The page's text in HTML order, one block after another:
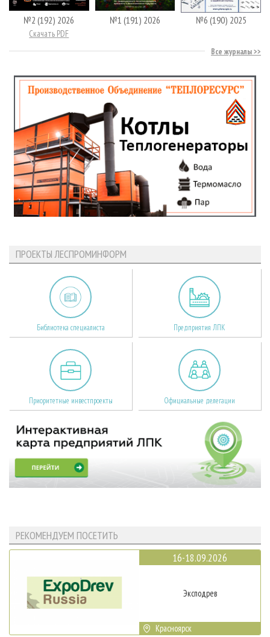
№2 (192) 2026
Скачать PDF
№1 (191) 2026 №6 (190) 2025
Все журналы
ПРОЕКТЫ ЛЕСПРОМИНФОРМ
Библиотека специалиста Предприятия ЛПК
Приоритетные инвестпроекты Официальные делегации
РЕКОМЕНДУЕМ ПОСЕТИТЬ
16-18.09.2026
Эксподрев
Красноярск